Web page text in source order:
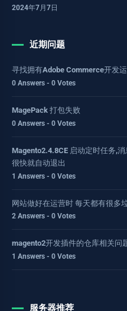
2024年7月7日
近期问题
寻找拥有Adobe Commerce开发
0 Answers - 0 Votes
MagePack 打包失败
0 Answers - 0 Votes
Magento2.4.8CE 启动定时任务,
很快就自动退出
1 Answers - 0 Votes
网站做好在运营时 每天都有很多
2 Answers - 0 Votes
magento2开发插件的仓库相关问
1 Answers - 0 Votes
服务器推荐